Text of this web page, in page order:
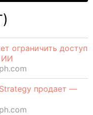
ограничить доступ
ИИ
продает —